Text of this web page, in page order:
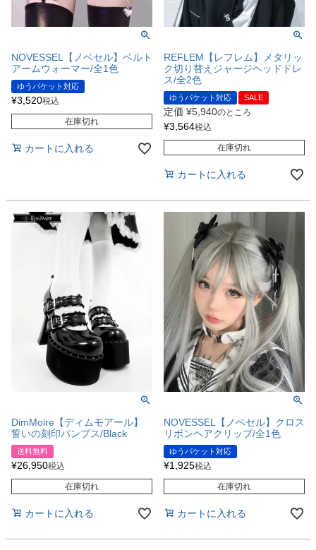
NOVESSEL【ノベセル】ベルト
アームウォーマー/全1色
ゆうパケット対応
¥3,520税込
在庫切れ
カートに入れる
REFLEM【レフレム】メタリッ
ク切り替えジャージヘッドドレ
ス/全2色
ゆうパケット対応 SALE
定価 ¥5,940のところ
¥3,564税込
在庫切れ
カートに入れる
DimMoire【ディムモアール】
誓いの刻印パンプス/Black
送料無料
¥26,950税込
在庫切れ
カートに入れる
NOVESSEL【ノベセル】クロス
リボンヘアクリップ/全1色
ゆうパケット対応
¥1,925税込
在庫切れ
カートに入れる